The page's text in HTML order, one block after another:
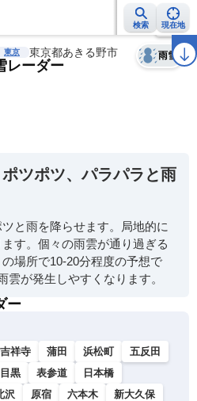
検索 現在地
震情報 警報・注意報 2週間天気 ラ
東京 東京都あきる野市
レーダー
雨雪
天気 台風
ポツポツ、パラパラと雨
と雨を降らせます。局地的に
す。個々の雨雲が通り過ぎる
場所で10-20分程度の予想で
が発生しやすくなります。
ー
吉祥寺 蒲田 浜松町
五反田
黒 表参道
日本橋
沢 原宿 六本木
新大久保